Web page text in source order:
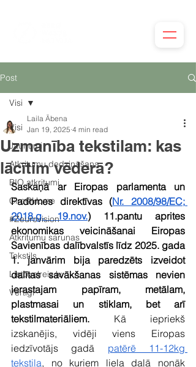
Post
Visi
Jaunumi
Atkritumu dedzināšana
BIO atkritumi
Circ@Home
#Zeurovision
Atkritumu sarunas
Tekstils
Lietovelreiz.lv
Vērtīgi
Visi
Uzmanība tekstilam: kas
lācītim vēderā?
Laila Ābena
Jan 19, 2025 4 min read
Saskaņā ar Eiropas parlamenta un
Padomes direktīvas (Nr. 2008/98/EC;
2018.g. 19.nov.) 11.pantu aprites
ekonomikas veicināšanai Eiropas
Savienības dalībvalstīs līdz 2025. gada
1. janvārim bija paredzēts izveidot
dalītas savākšanas sistēmas nevien
ierastajam papīram, metālam,
plastmasai un stiklam, bet arī
tekstilmateriāliem. Kā iepriekš
izskanējis, vidēji viens Eiropas
iedzīvotājs gadā
patērē 11-12kg
tekstila, no kuriem liela daļā nonāk